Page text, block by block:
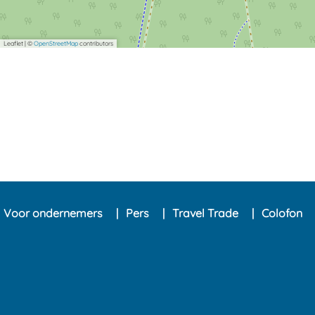
Leaflet|©OpenStreetMapcontributors
Voor ondernemers Pers Travel Trade Colofon